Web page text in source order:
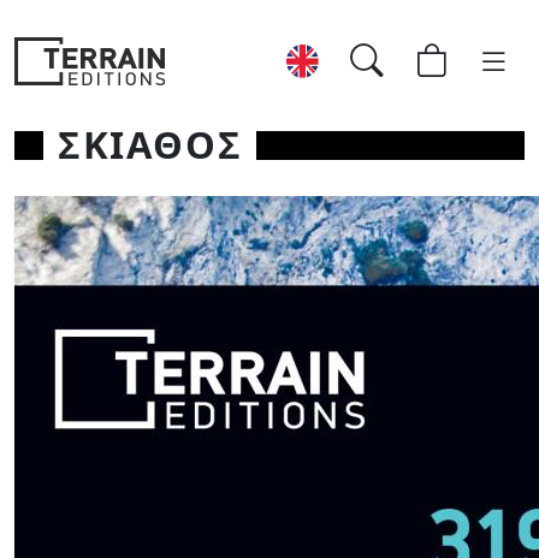
ΣΚΙΑΘΟΣ